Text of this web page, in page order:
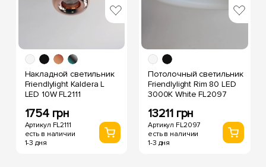
Накладной светильник
Friendlylight Kaldera L
LED 10W FL2111
1754 грн
Артикул FL2111
есть в наличии
1-3 дня
Потолочный светильник
Friendlylight Rim 80 LED
3000K White FL2097
13211 грн
Артикул FL2097
есть в наличии
1-3 дня